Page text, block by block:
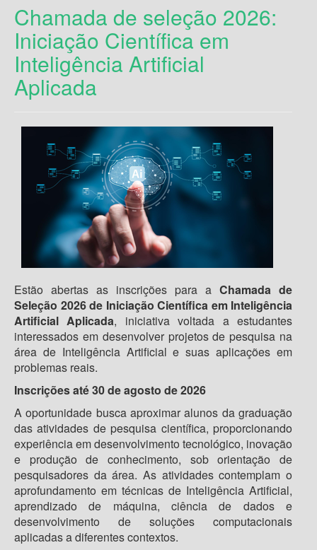
Chamada de seleção 2026:
Iniciação Científica em
Inteligência Artificial
Aplicada
Estão abertas as inscrições para a Chamada de
Seleção 2026 de Iniciação Científica em Inteligência
Artificial Aplicada, iniciativa voltada a estudantes
interessados em desenvolver projetos de pesquisa na
área de Inteligência Artificial e suas aplicações em
problemas reais.
Inscrições até30 de agosto de 2026
A oportunidade busca aproximar alunos da graduação
das atividades de pesquisa científica, proporcionando
experiência em desenvolvimento tecnológico, inovação
e produção de conhecimento, sob orientação de
pesquisadores da área. As atividades contemplam o
aprofundamento em técnicas de Inteligência Artificial,
aprendizado de máquina, ciência de dados e
desenvolvimento de soluções computacionais
aplicadas a diferentes contextos.